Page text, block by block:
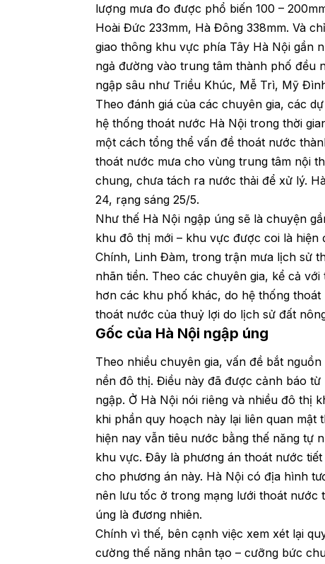
lượng mưa đo được phổ biến 100 –
Hoài Đức 233mm, Hà Đông 338mm. Và
giao thông khu vực phía Tây Hà Nội gần
ngả đường vào trung tâm thành phố đều
ngập sâu như Triều Khúc, Mễ Trì, Mỹ
Theo đánh giá của các chuyên gia, các
hệ thống thoát nước Hà Nội trong thời
một cách tổng thể vấn đề thoát nước
thoát nước mưa cho vùng trung tâm nội
chung, chưa tách ra nước thải để xử lý.
24, rạng sáng 25/5.
Như thế Hà Nội ngập úng sẽ là chuyện
khu đô thị mới – khu vực được coi là
Chính, Linh Đàm, trong trận mưa lịch sử
nhãn tiền. Theo các chuyên gia, kể cả
hơn các khu phố khác, do hệ thống
thoát nước của thuỷ lợi do lịch sử đất
Gốc của Hà Nội ngập úng
Theo nhiều chuyên gia, vấn đề bắt
nền đô thị. Điều này đã được cảnh báo
ngập. Ở Hà Nội nói riêng và nhiều đô thị
khi phần quy hoạch này lại liên quan
hiện nay vẫn tiêu nước bằng thế năng tự
khu vực. Đây là phương án thoát nước
cho phương án này. Hà Nội có địa hình
nên lưu tốc ở trong mạng lưới thoát nước
úng là đương nhiên.
Chính vì thế, bên cạnh việc xem xét lại
cường thế năng nhân tạo – cưỡng bức